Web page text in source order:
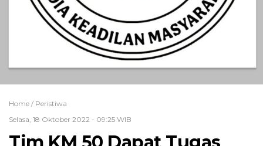
Home / Peristiwa
Selasa, 18 Oktober 2022 - 09:25 WIB